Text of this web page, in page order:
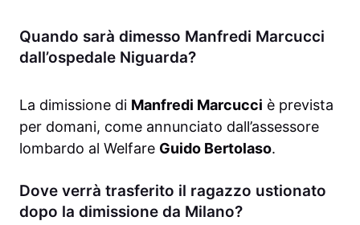
Quando sarà dimesso Manfredi Marcucci
dall’ospedale Niguarda?
La dimissione di Manfredi Marcucci è prevista
per domani, come annunciato dall’assessore
lombardo al Welfare Guido Bertolaso.
Dove verrà trasferito il ragazzo ustionato
dopo la dimissione da Milano?